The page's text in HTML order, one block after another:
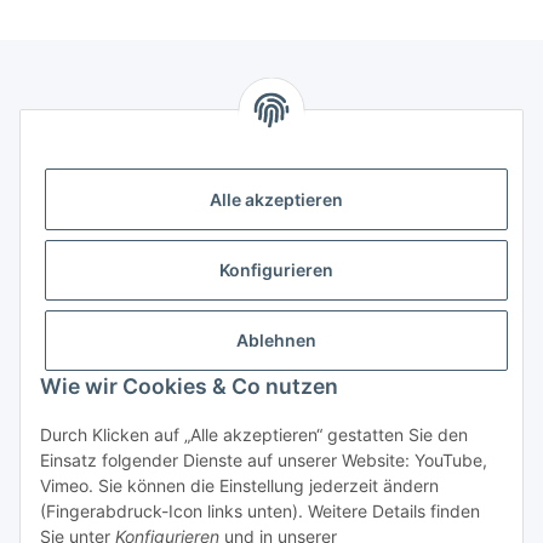
Alle akzeptieren
Konfigurieren
Ablehnen
Wie wir Cookies & Co nutzen
Durch Klicken auf „Alle akzeptieren“ gestatten Sie den
Einsatz folgender Dienste auf unserer Website: YouTube,
Vimeo. Sie können die Einstellung jederzeit ändern
(Fingerabdruck-Icon links unten). Weitere Details finden
Sie unter Konfigurieren und in unserer
D-10407 Berlin
Deutschland
Gesetzliche Informationen